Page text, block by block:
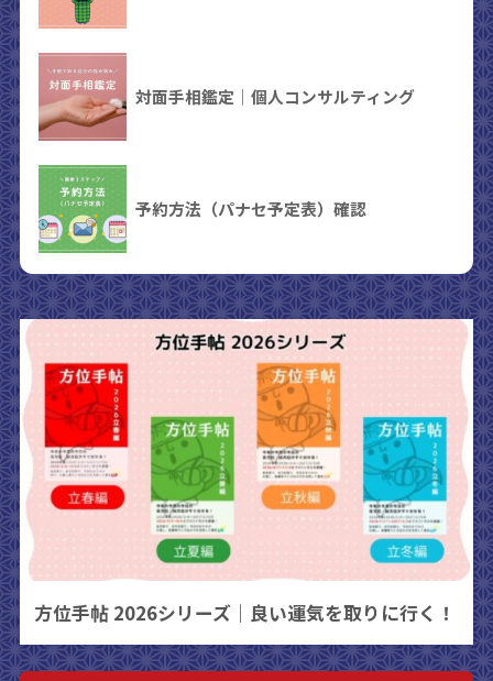
対面手相鑑定｜個人コンサルティング
予約方法（パナセ予定表）確認
方位手帖 2026シリーズ｜良い運気を取りに行く！